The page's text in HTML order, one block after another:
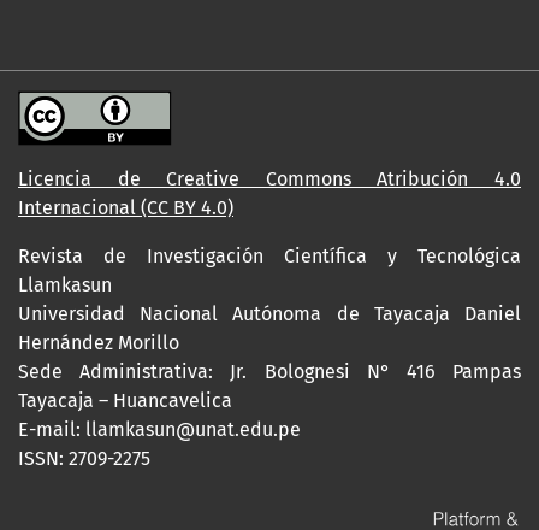
Licencia de Creative Commons Atribución 4.0
Internacional (CC BY 4.0)
Revista de Investigación Científica y Tecnológica
Llamkasun
Universidad Nacional Autónoma de Tayacaja Daniel
Hernández Morillo
Sede Administrativa: Jr. Bolognesi N° 416 Pampas
Tayacaja – Huancavelica
E-mail: llamkasun@unat.edu.pe
ISSN: 2709-2275